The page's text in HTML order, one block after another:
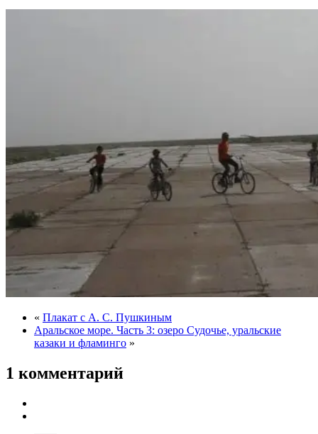
« Плакат с А. С. Пушкиным
Аральское море. Часть 3: озеро Судочье, уральские
казаки и фламинго »
1 комментарий